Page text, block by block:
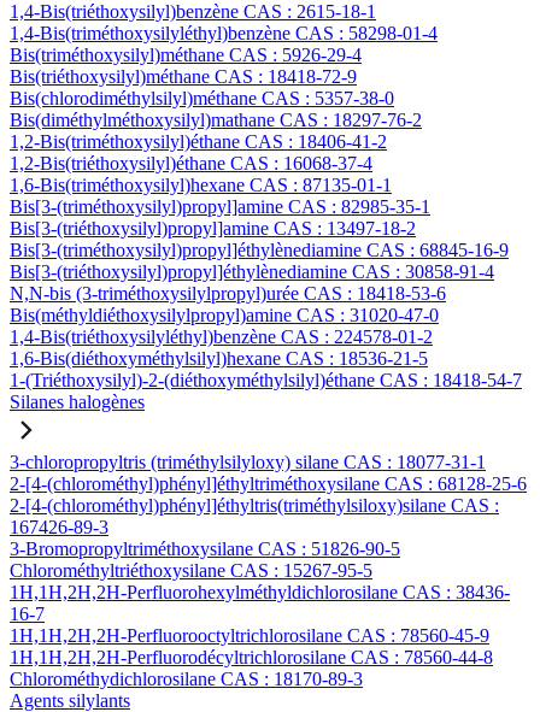
1,4-Bis(triéthoxysilyl)benzène CAS : 2615-18-1
1,4-Bis(triméthoxysilyléthyl)benzène CAS : 58298-01-4
Bis(triméthoxysilyl)méthane CAS : 5926-29-4
Bis(triéthoxysilyl)méthane CAS : 18418-72-9
Bis(chlorodiméthylsilyl)méthane CAS : 5357-38-0
Bis(diméthylméthoxysilyl)mathane CAS : 18297-76-2
1,2-Bis(triméthoxysilyl)éthane CAS : 18406-41-2
1,2-Bis(triéthoxysilyl)éthane CAS : 16068-37-4
1,6-Bis(triméthoxysilyl)hexane CAS : 87135-01-1
Bis[3-(triméthoxysilyl)propyl]amine CAS : 82985-35-1
Bis[3-(triéthoxysilyl)propyl]amine CAS : 13497-18-2
Bis[3-(triméthoxysilyl)propyl]éthylènediamine CAS : 68845-16-9
Bis[3-(triéthoxysilyl)propyl]éthylènediamine CAS : 30858-91-4
N,N-bis (3-triméthoxysilylpropyl)urée CAS : 18418-53-6
Bis(méthyldiéthoxysilylpropyl)amine CAS : 31020-47-0
1,4-Bis(triéthoxysilyléthyl)benzène CAS : 224578-01-2
1,6-Bis(diéthoxyméthylsilyl)hexane CAS : 18536-21-5
1-(Triéthoxysilyl)-2-(diéthoxyméthylsilyl)éthane CAS : 18418-54-7
Silanes halogènes
3-chloropropyltris (triméthylsilyloxy) silane CAS : 18077-31-1
2-[4-(chlorométhyl)phényl]éthyltriméthoxysilane CAS : 68128-25-6
2-[4-(chlorométhyl)phényl]éthyltris(triméthylsiloxy)silane CAS :
167426-89-3
3-Bromopropyltriméthoxysilane CAS : 51826-90-5
Chlorométhyltriéthoxysilane CAS : 15267-95-5
1H,1H,2H,2H-Perfluorohexylméthyldichlorosilane CAS : 38436-
16-7
1H,1H,2H,2H-Perfluorooctyltrichlorosilane CAS : 78560-45-9
1H,1H,2H,2H-Perfluorodécyltrichlorosilane CAS : 78560-44-8
Chlorométhydichlorosilane CAS : 18170-89-3
Agents silylants